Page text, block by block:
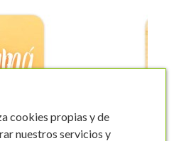
cookies propias y de
nuestros servicios y